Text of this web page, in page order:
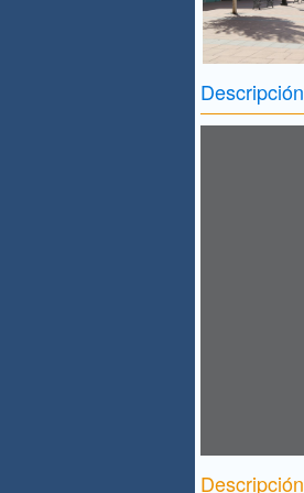
Descripción
Descripción